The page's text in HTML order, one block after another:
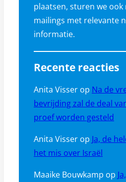
plaatsen, sturen we ook
mailings met relevante
informatie.
Recente reacties
Anita Visser op Na de
bevrijding zal de deal
proef worden gesteld
Anita Visser op Ja, de
het mis over Israël
Maaike Bouwkamp op